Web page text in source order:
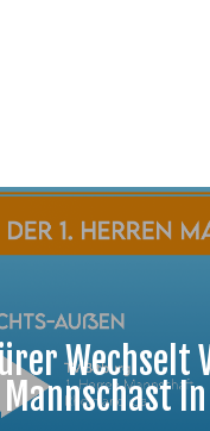
Wechselt
Mannschast